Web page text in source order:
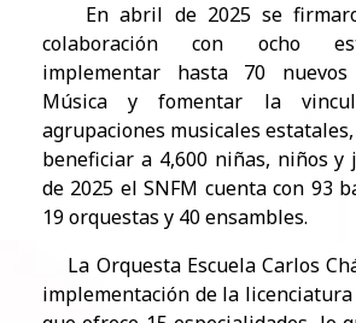
En abril de 2025 se
colaboración con ocho
implementar hasta 70
Música y fomentar la
agrupaciones musicales
beneficiar a 4,600 niñas, niños y
de 2025 el SNFM cuenta con 93
19 orquestas y 40 ensambles.
La Orquesta Escuela Carlos
implementación de la